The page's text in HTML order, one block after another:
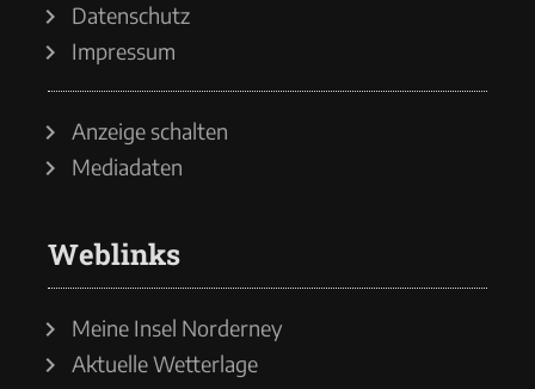
Datenschutz
Impressum
Anzeige schalten
Mediadaten
Weblinks
Meine Insel Norderney
Aktuelle Wetterlage